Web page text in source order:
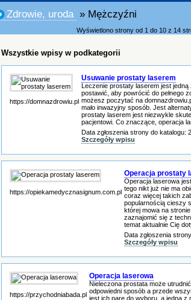
Zdrowie, uroda » Mężczyźni
Wyświetlono strony od 1 do 10 z 14
Wszystkie wpisy w podkategorii
https://domnazdrowiu.pl
Usuwanie prostaty laserem
Leczenie prostaty laserem jest
postawić, aby powrócić do pełnego
możesz poczytać na
mało inwazyjny sposób. Jest
prostaty laserem jest niezwykle
pacjentowi. Co znaczące, operacja
Data zgłoszenia strony do katalogu:
Szczegóły wpisu
https://opiekamedycznasignum.com.pl
Operacja prostaty
Operacja laserowa
tego nikt już nie ma
coraz więcej takich
popularnością cieszy
której mowa na
zaznajomić się z
temat aktualnie Cię
Data zgłoszenia
Szczegóły wpisu
https://przychodniabada.pl
Operacja laserowa
Nieleczona prostata może
odpowiedni sposób a przede
jest ich parę do wyboru, a jedna z